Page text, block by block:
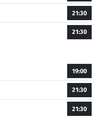
21:30
21:30
19:00
21:30
21:30